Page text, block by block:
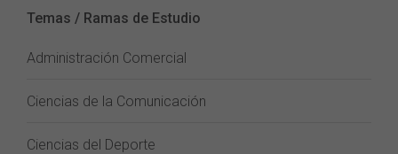
Temas / Ramas de Estudio
Administración Comercial
Ciencias de la Comunicación
Ciencias del Deporte